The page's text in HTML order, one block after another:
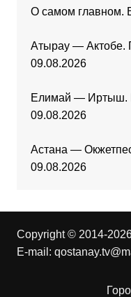
О самом главном.
Атырау — Актобе.
09.08.2026
Елимай — Иртыш.
09.08.2026
Астана —
09.08.2026
Copyright © 2014-
E-mail: